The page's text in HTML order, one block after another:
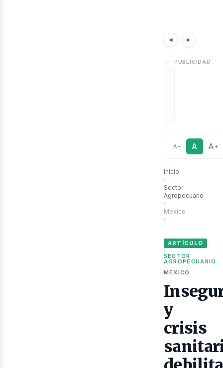
◀
Artículos Noticias por
▶
A − A A +
Inicio
›
Sector
Agropecuario
›
Mexico
›
ARTÍCULO
›
SECTOR
AGROPECUARIO
›
MEXICO
y
crisis